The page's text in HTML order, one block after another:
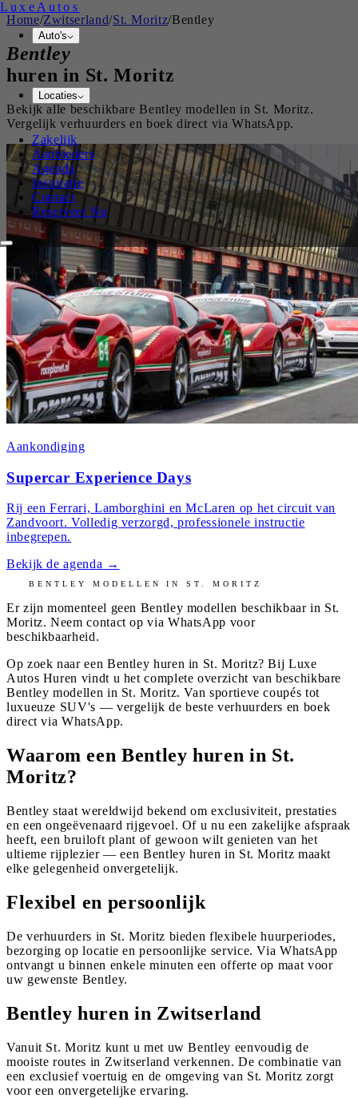
Luxe Autos
Auto's
Locaties
Zakelijk
Aanbieders
Agenda
Inspiratie
Contact
Reserveer Nu
Home/Zwitserland/St. Moritz/Bentley
Bentley
huren in St. Moritz
Bekijk alle beschikbareBentley modellen in St. Moritz.
Vergelijk verhuurders en boek direct via WhatsApp.
Aankondiging
Supercar Experience Days
Rij een Ferrari, Lamborghini en McLaren op het circuit van
Zandvoort. Volledig verzorgd, professionele instructie
inbegrepen.
Bekijk de agenda →
BENTLEY MODELLEN INST. MORITZ
Er zijn momenteel geen Bentley modellen beschikbaar in St.
Moritz. Neem contact op via WhatsApp voor
beschikbaarheid.
Op zoek naar een Bentley huren in St. Moritz? Bij Luxe
Autos Huren vindt u het complete overzicht van beschikbare
Bentley modellen in St. Moritz. Van sportieve coupés tot
luxueuze SUV's — vergelijk de beste verhuurders en boek
direct via WhatsApp.
Waarom een Bentley huren in St.
Moritz?
Bentley staat wereldwijd bekend om exclusiviteit, prestaties
en een ongeëvenaard rijgevoel. Of u nu een zakelijke afspraak
heeft, een bruiloft plant of gewoon wilt genieten van het
ultieme rijplezier — een Bentley huren in St. Moritz maakt
elke gelegenheid onvergetelijk.
Flexibel en persoonlijk
De verhuurders in St. Moritz bieden flexibele huurperiodes,
bezorging op locatie en persoonlijke service. Via WhatsApp
ontvangt u binnen enkele minuten een offerte op maat voor
uw gewenste Bentley.
Bentley huren in Zwitserland
Vanuit St. Moritz kunt u met uw Bentley eenvoudig de
mooiste routes in Zwitserland verkennen. De combinatie van
een exclusief voertuig en de omgeving van St. Moritz zorgt
voor een onvergetelijke ervaring.